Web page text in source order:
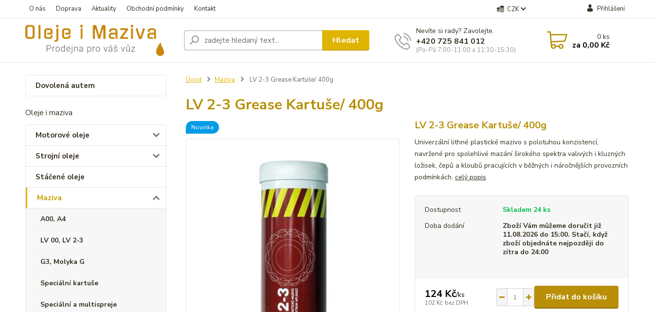
O nás Doprava Aktuality Obchodní podmínky Kontakt CZK Přihlášení
Hledat
Nevíte si rady? Zavolejte.
+420 725 841 012
(Po-Pá 7:00-11:00 a 11:30-15:30)
0ks
za 0,00 Kč
Dovolená autem
Oleje i maziva
Motorové oleje
Strojní oleje
Stáčené oleje
Maziva
A00, A4
LV 00, LV 2-3
G3, Molyka G
Speciální kartuše
Speciální a multispreje
Úvod Maziva LV 2-3 Grease Kartuše/ 400g
LV 2-3 Grease Kartuše/ 400g
Novinka LV 2-3 Grease Kartuše/ 400g
Univerzální lithné plastické mazivo s polotuhou konzistencí,
navržené pro spolehlivé mazání širokého spektra valivých i kluzných
ložisek, čepů a kloubů pracujících v běžných i náročnějších provozních
podmínkách. celý popis
Dostupnost
Skladem 24 ks
Doba dodání
Zboží Vám můžeme doručit již
11.08.2026 do 15:00. Stačí, když
zboží objednáte nejpozději do
zítra do 24:00
124 Kč/ks
102 Kč bez DPH
Přidat do košíku